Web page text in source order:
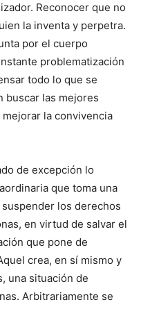
Reconocer que no
la inventa y perpetra.
por el cuerpo
problematización
todo lo que se
buscar las mejores
la convivencia
de excepción lo
que toma una
los derechos
en virtud de salvar el
que pone de
crea, en sí mismo y
una situación de
Arbitrariamente se